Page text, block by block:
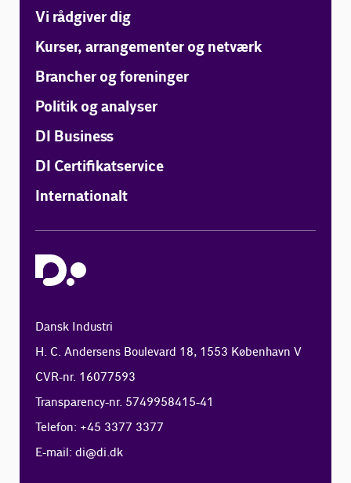
Vi rådgiver dig
Kurser, arrangementer og netværk
Brancher og foreninger
Politik og analyser
DI Business
DI Certifikatservice
Internationalt
Dansk Industri
H. C. Andersens Boulevard 18, 1553 København V
CVR-nr. 16077593
Transparency-nr. 5749958415-41
Telefon: +45 3377 3377
E-mail:di@di.dk